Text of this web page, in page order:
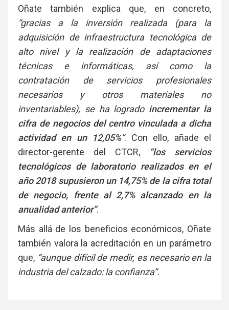
Oñate también explica que, en concreto,
“gracias a la inversión realizada (para la
adquisición de infraestructura tecnológica de
alto nivel y la realización de adaptaciones
técnicas e informáticas, así como la
contratación de servicios profesionales
necesarios y otros materiales no
inventariables), se ha logrado incrementar la
cifra de negocios del centro vinculada a dicha
actividad en un 12,05%”. Con ello, añade el
director-gerente del CTCR,
“los servicios
tecnológicos de laboratorio realizados en el
año 2018 supusieron un 14,75% de la cifra total
de negocio, frente al 2,7% alcanzado en la
anualidad anterior”.
Más allá de los beneficios económicos, Oñate
también valora la acreditación en un parámetro
que, “aunque difícil de medir, es necesario en la
industria del calzado: la confianza”.